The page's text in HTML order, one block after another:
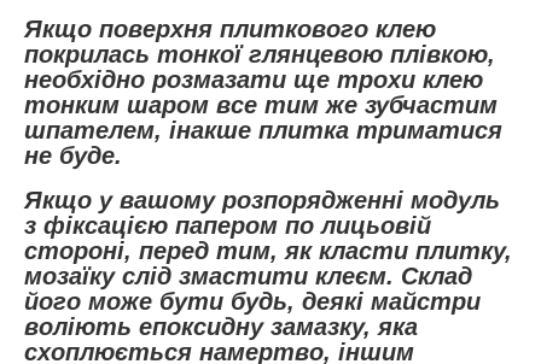
Якщо поверхня плиткового клею
покрилась тонкої глянцевою плівкою,
необхідно розмазати ще трохи клею
тонким шаром все тим же зубчастим
шпателем, інакше плитка триматися
не буде.
Якщо у вашому розпорядженні модуль
з фіксацією папером по лицьовій
стороні, перед тим, як класти плитку,
мозаїку слід змастити клеєм. Склад
його може бути будь, деякі майстри
воліють епоксидну замазку, яка
схоплюється намертво, іншим